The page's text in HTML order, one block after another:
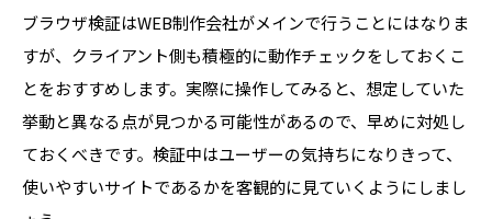
ブラウザ検証はWEB制作会社がメインで行うことにはなりま
すが、クライアント側も積極的に動作チェックをしておくこ
とをおすすめします。実際に操作してみると、想定していた
挙動と異なる点が見つかる可能性があるので、早めに対処し
ておくべきです。検証中はユーザーの気持ちになりきって、
使いやすいサイトであるかを客観的に見ていくようにしまし